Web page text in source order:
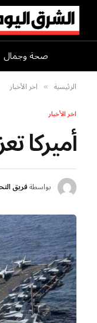
صحة وجمال
الرئيسية » اخر الأخبار
اخر الأخبار
أميركا
بواسطةفريق